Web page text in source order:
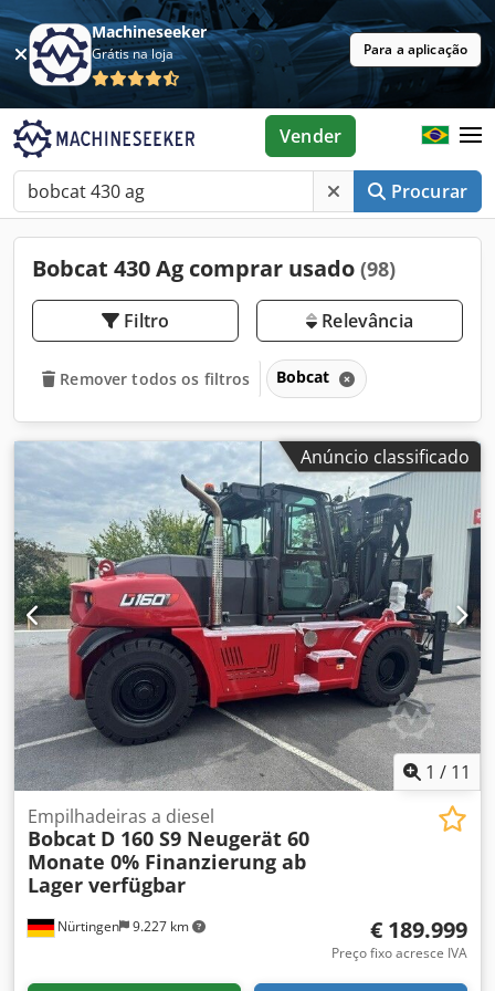
Machineseeker
Grátis na loja Para a aplicação
Procurar
Vender
Bobcat 430 Ag comprar usado (98)
Filtro Relevância
Remover todos os filtros Bobcat
Anúncio classificado
1 / 11
Nürtingen 9.227 km
Empilhadeiras a diesel
Bobcat D 160 S9 Neugerät 60
Monate 0% Finanzierung ab
Lager verfügbar
€ 189.999
Preço fixo acresce IVA